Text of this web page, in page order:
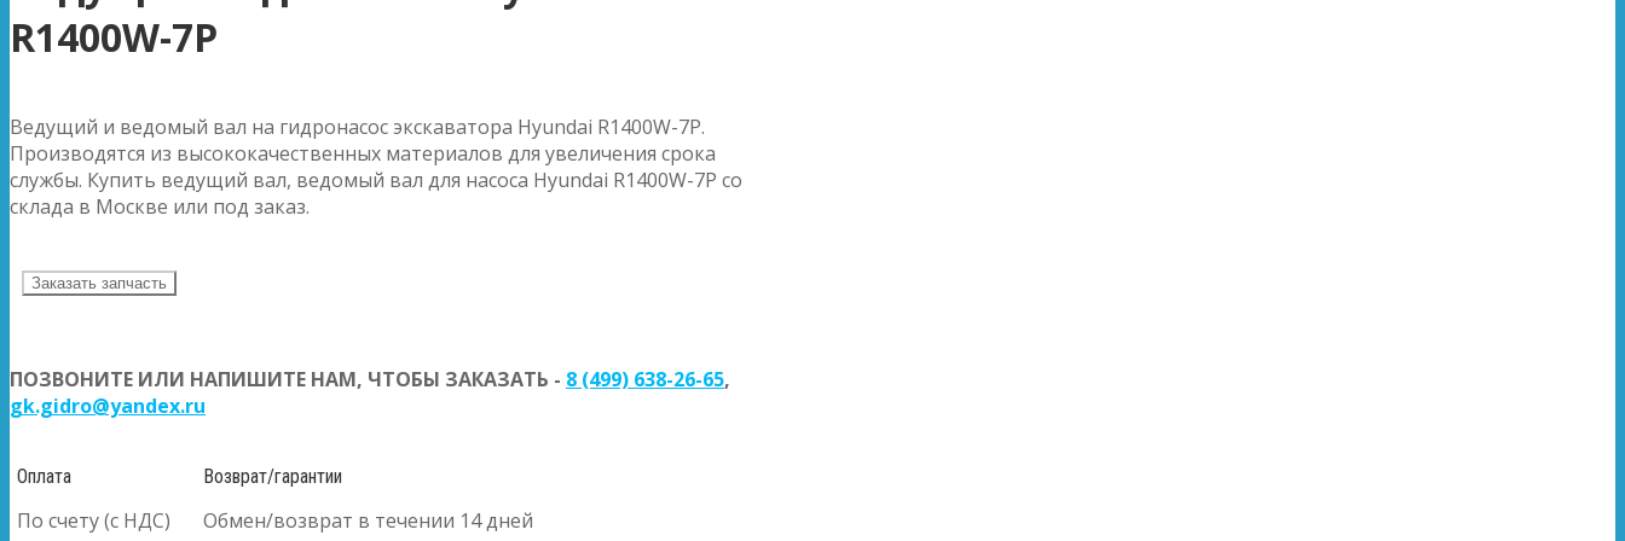
R1400W-7P
Ведущий и ведомый вал на гидронасос экскаватора Hyundai R1400W-7P.
Производятся из высококачественных материалов для увеличения срока
службы. Купить ведущий вал, ведомый вал для насоса Hyundai R1400W-7P со
склада в Москве или под заказ.
Заказать запчасть
ПОЗВОНИТЕ ИЛИ НАПИШИТЕ НАМ, ЧТОБЫ ЗАКАЗАТЬ - 8 (499) 638-26-65,
gk.gidro@yandex.ru
Оплата
По счету (с НДС)
Возврат/гарантии
Обмен/возврат в течении 14 дней